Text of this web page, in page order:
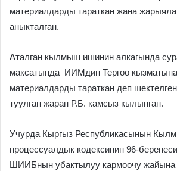
материалдарды тараткан жана
аныкталган.
Аталган кылмыш ишинин алкагында
максатында ИИМдин Тергөө
материалдарды тараткан деп
туулган жаран Р.Б. камсыз кылынган.
Учурда Кыргыз Республикасынын
процессуалдык кодексинин 96-
ШИИБнын убактылуу кармоочу